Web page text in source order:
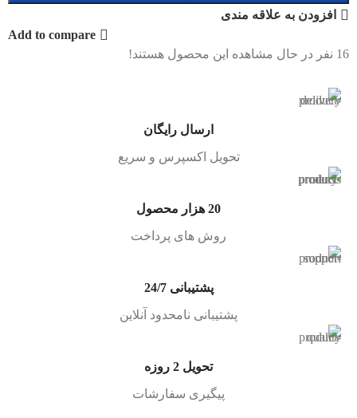
افزودن به علاقه مندی
Add to compare
16 نفر در حال مشاهده این محصول هستند!
ارسال رایگان
تحویل اکسپرس و سریع
20 هزار محصول
روش های پرداخت
پشتیبانی 24/7
پشتیبانی نامحدود آنلاین
تحویل 2 روزه
پیگیری سفارشات